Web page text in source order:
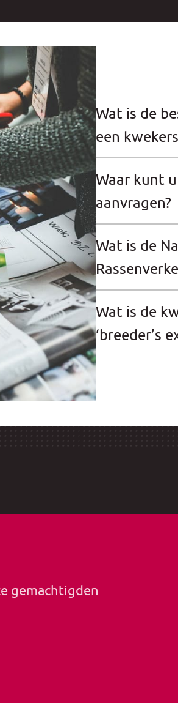
Wat is de
een
Waar kunt
aanvragen?
Wat is de
Wat is de
‘breeder’s
gemachtigden